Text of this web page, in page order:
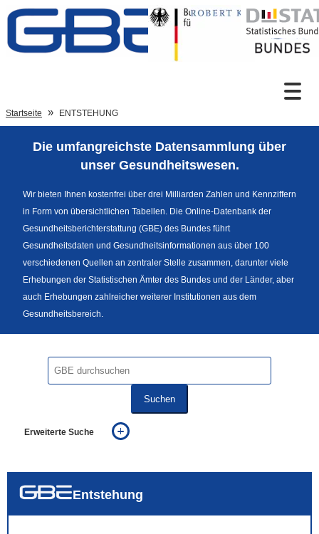
Zum Inhalt
Sprachumschaltung
Fußzeile
Startseite ENTSTEHUNG
Die umfangreichste Datensammlung über
unser Gesundheitswesen.
Wir bieten Ihnen kostenfrei über drei Milliarden Zahlen und Kennziffern
in Form von übersichtlichen Tabellen. Die Online-Datenbank der
Gesundheitsberichterstattung (GBE) des Bundes führt
Gesundheitsdaten und Gesundheitsinformationen aus über 100
verschiedenen Quellen an zentraler Stelle zusammen, darunter viele
Erhebungen der Statistischen Ämter des Bundes und der Länder, aber
auch Erhebungen zahlreicher weiterer Institutionen aus dem
Gesundheitsbereich.
Suchen
Erweiterte Suche
auch in allen Texten suchen (Volltextsuche)
Entstehung